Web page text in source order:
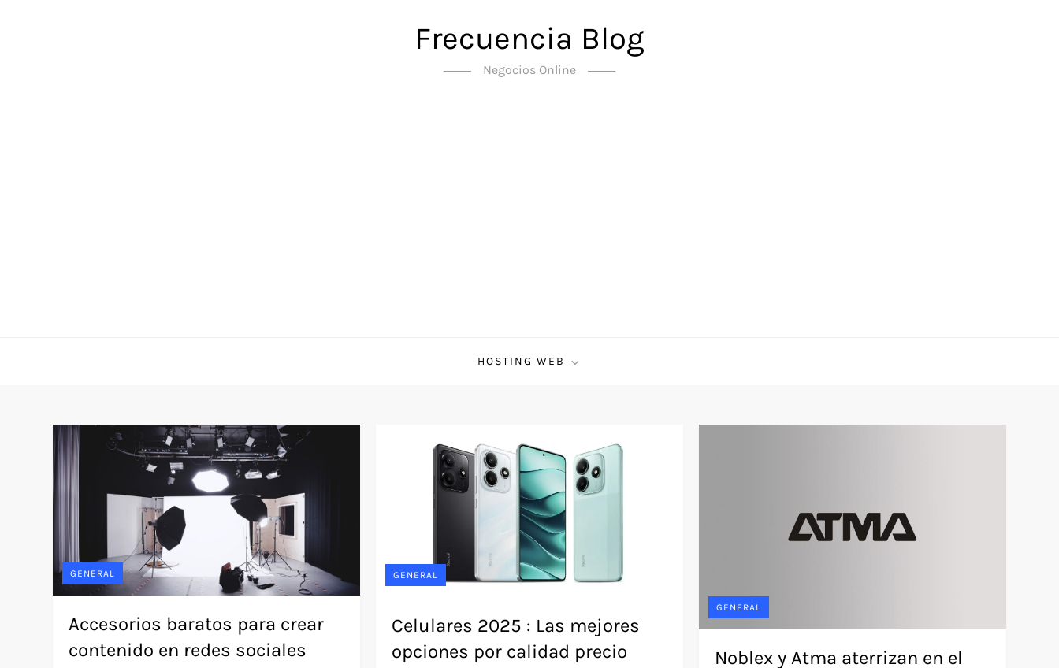
Frecuencia Blog
Negocios Online
HOSTING WEB
GENERAL
Accesorios baratos para crear
contenido en redes sociales
GENERAL
Celulares 2025 : Las mejores
opciones por calidad precio
GENERAL
Noblex y Atma aterrizan en el